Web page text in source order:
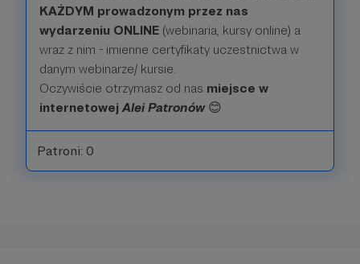
KAŻDYM prowadzonym przez nas
wydarzeniu ONLINE (webinaria, kursy online) a
wraz z nim - imienne certyfikaty uczestnictwa w
danym webinarze/ kursie.
Oczywiście otrzymasz od nas miejsce w
internetowej Alei Patronów😊
Patroni: 0